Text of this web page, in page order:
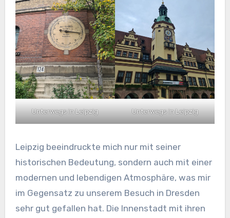
Unterwegs in Leipzig Unterwegs in Leipzig
Leipzig beeindruckte mich nur mit seiner
historischen Bedeutung, sondern auch mit einer
modernen und lebendigen Atmosphäre, was mir
im Gegensatz zu unserem Besuch in Dresden
sehr gut gefallen hat. Die Innenstadt mit ihren